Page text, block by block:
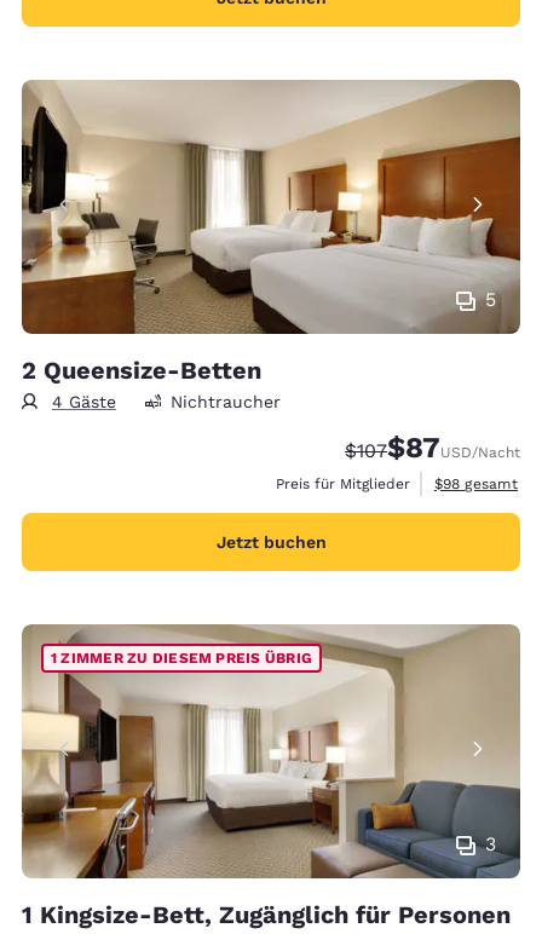
5
2 Queensize-Betten
4 Gäste Nichtraucher
Durchgestrichener
$107Vergünstigter
$87USD/Nacht
Preis für Mitglieder
Geschätzte
$98 gesamt
Jetzt buchen
3
1 ZIMMER ZU DIESEM PREIS ÜBRIG
1 Kingsize-Bett, Zugänglich für Personen